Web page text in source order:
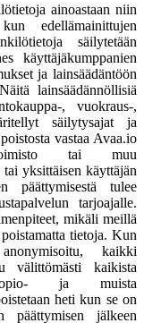
ainoastaan niin
edellämainittujen
säilytetään
käyttäjäkumppanien
ja lainsäädäntöön
lainsäädännöllisiä
, vuokraus-,
säilytysajat ja
vastaa Avaa.io
tai muu
yksittäisen käyttäjän
päättymisestä tulee
tarjoajalle.
mikäli meillä
tietoja. Kun
kaikki
välittömästi kaikista
ja muista
heti kun se on
päättymisen jälkeen